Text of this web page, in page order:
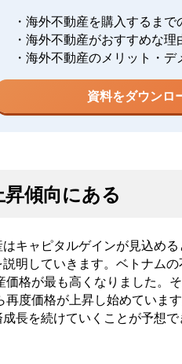
・海外不動産を購入するま
・海外不動産がおすすめな理
・海外不動産のメリット・デ
資料をダウンロ
傾向にある
キャピタルゲインが見込め
明していきます。ベトナム
格が最も高くなりました。
度価格が上昇し始めていま
長を続けていくことが予想